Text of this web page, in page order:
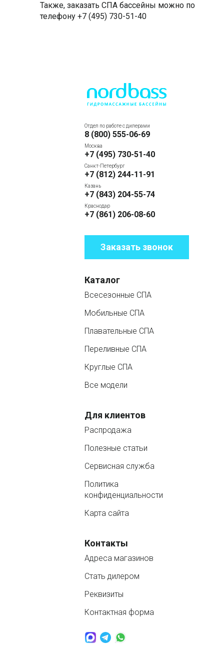
Также, заказать СПА бассейны можно по
телефону +7 (495) 730-51-40
Отдел по работе с дилерами
8 (800) 555-06-69
Москва
+7 (495) 730-51-40
Санкт-Петербург
+7 (812) 244-11-91
Казань
+7 (843) 204-55-74
Краснодар
+7 (861) 206-08-60
Заказать звонок
Каталог
Всесезонные СПА
Мобильные СПА
Плавательные СПА
Переливные СПА
Круглые СПА
Все модели
Для клиентов
Распродажа
Полезные статьи
Сервисная служба
Политика
конфиденциальности
Карта сайта
Контакты
Адреса магазинов
Стать дилером
Реквизиты
Контактная форма